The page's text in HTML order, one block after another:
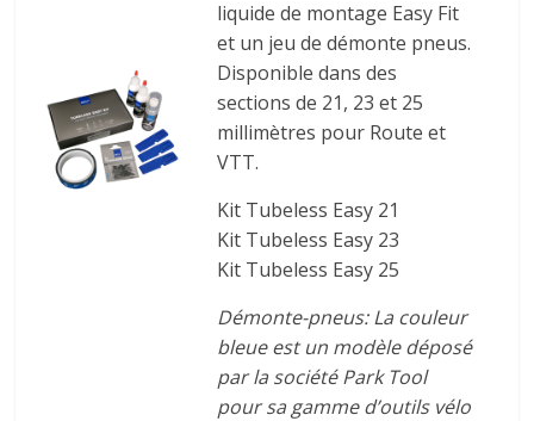
liquide de montage Easy Fit
et un jeu de démonte pneus.
Disponible dans des
sections de 21, 23 et 25
millimètres pour Route et
VTT.
Kit Tubeless Easy 21
Kit Tubeless Easy 23
Kit Tubeless Easy 25
Démonte-pneus: La couleur
bleue est un modèle déposé
par la société Park Tool
pour sa gamme d’outils vélo